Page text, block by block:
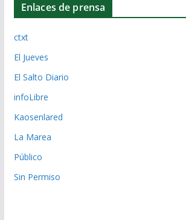
Enlaces de prensa
ctxt
El Jueves
El Salto Diario
infoLibre
Kaosenlared
La Marea
Público
Sin Permiso